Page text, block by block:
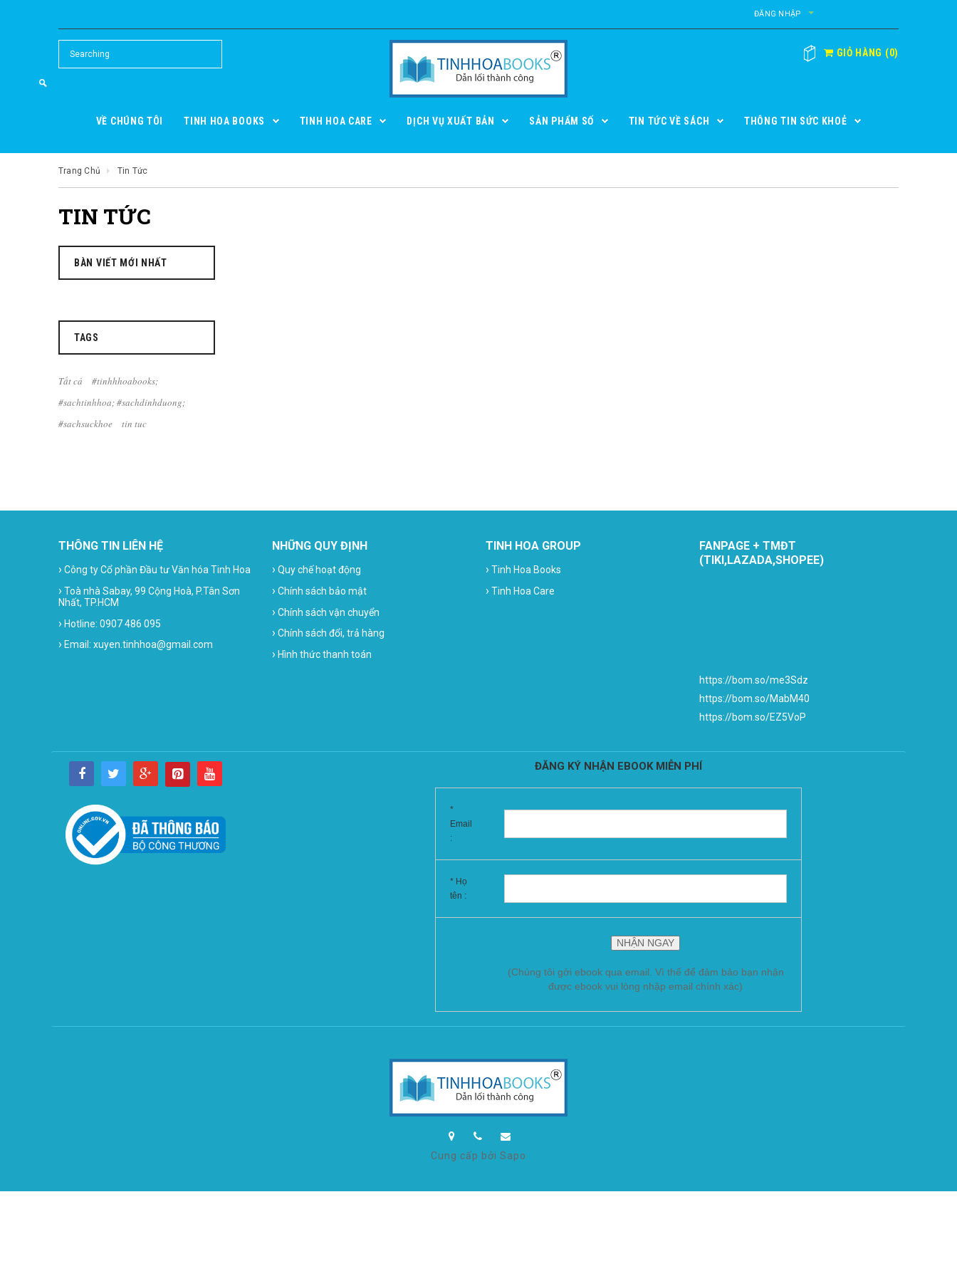
ĐĂNG NHẬP
GIỎ HÀNG (0)
VỀ CHÚNG TÔI TINH HOA BOOKS TINH HOA CARE DỊCH VỤ XUẤT BẢN SẢN PHẨM SỐ TIN TỨC VỀ SÁCH THÔNG TIN SỨC KHOẺ
Trang Chủ Tin Tức
TIN TỨC
BÀN VIẾT MỚI NHẤT
TAGS
Tất cả
#tinhhhoabooks;
#sachtinhhoa; #sachdinhduong;
#sachsuckhoe
tin tuc
THÔNG TIN LIÊN HỆ
› Công ty Cổ phần Đầu tư Văn hóa Tinh Hoa
› Toà nhà Sabay, 99 Cộng Hoà, P.Tân Sơn
Nhất, TP.HCM
› Hotline: 0907 486 095
› Email: xuyen.tinhhoa@gmail.com
NHỮNG QUY ĐỊNH
› Quy chế hoạt động
› Chính sách bảo mật
› Chính sách vận chuyển
› Chính sách đổi, trả hàng
› Hình thức thanh toán
TINH HOA GROUP
› Tinh Hoa Books
› Tinh Hoa Care
FANPAGE + TMĐT
(TIKI,LAZADA,SHOPEE)
https://bom.so/me3Sdz
https://bom.so/MabM40
https://bom.so/EZ5VoP
ĐĂNG KÝ NHẬN EBOOK MIỄN PHÍ
*
Email
:
* Họ
tên :
(Chúng tôi gởi ebook qua email. Vì thế để đảm bảo bạn nhận
được ebook vui lòng nhập email chính xác)
Cung cấp bởi Sapo